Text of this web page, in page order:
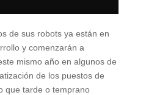
de sus robots ya están en
y comenzarán a
mismo año en algunos de
de los puestos de
que tarde o temprano